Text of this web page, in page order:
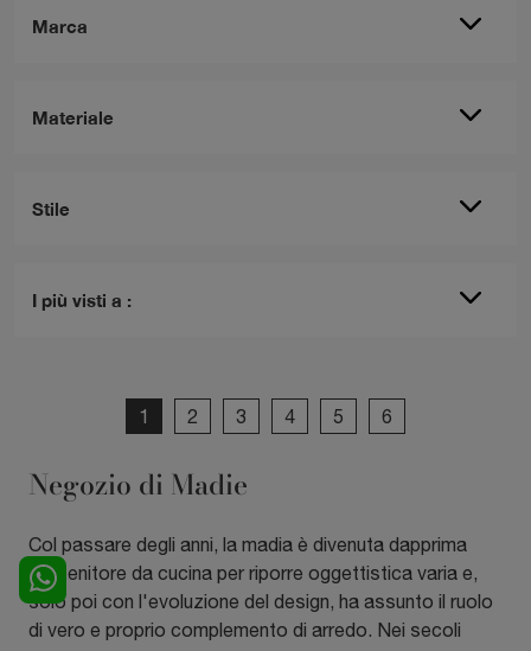
Marca
Materiale
Stile
I più visti a :
1 2 3 4 5 6
Negozio di Madie
Col passare degli anni, la madia è divenuta dapprima
contenitore da cucina per riporre oggettistica varia e,
solo poi con l'evoluzione del design, ha assunto il ruolo
di vero e proprio complemento di arredo. Nei secoli